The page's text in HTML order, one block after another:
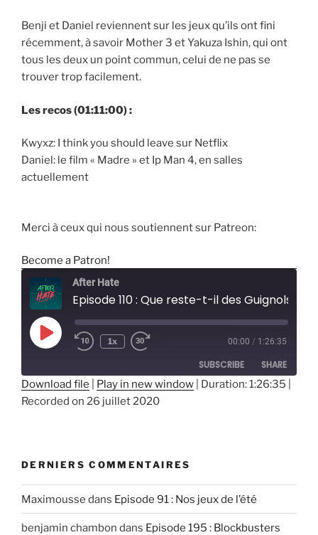
Benji et Daniel reviennent sur les jeux qu’ils ont fini
récemment, à savoir Mother 3 et Yakuza Ishin, qui ont
tous les deux un point commun, celui de ne pas se
trouver trop facilement.
Les recos (01:11:00) :
Kwyxz: I think you should leave sur Netflix
Daniel: le film « Madre » et Ip Man 4, en salles
actuellement
Merci à ceux qui nous soutiennent sur Patreon:
Become a Patron!
After Hate
Play
Episode
1x 00:00 / 1:26:35
SUBSCRIBE SHARE
SHARE
EMBED
Download file Play in new window Duration: 1:26:35
Recorded on 26 juillet 2020
DERNIERS COMMENTAIRES
Maximousse dans Episode 91 : Nos jeux de l’été
benjamin chambon dans Episode 195 : Blockbusters